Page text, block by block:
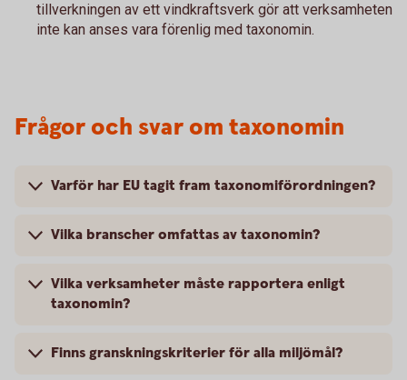
tillverkningen av ett vindkraftsverk gör att verksamheten
inte kan anses vara förenlig med taxonomin.
Frågor och svar om taxonomin
Varför har EU tagit fram taxonomiförordningen?
Vilka branscher omfattas av taxonomin?
Vilka verksamheter måste rapportera enligt
taxonomin?
Finns granskningskriterier för alla miljömål?